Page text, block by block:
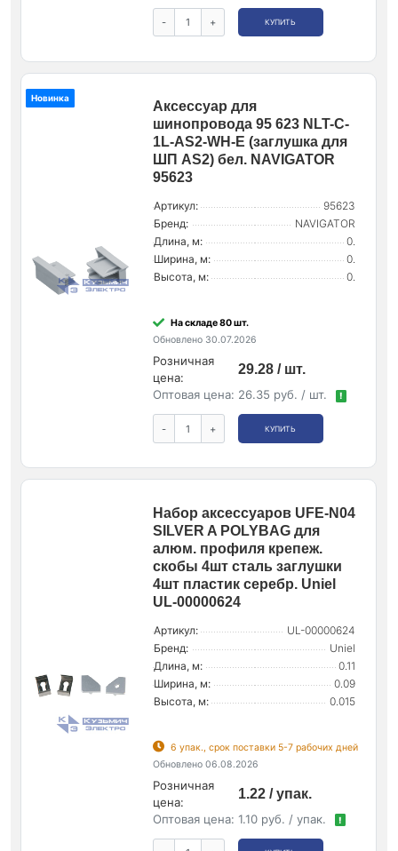
- + КУПИТЬ
Новинка
Аксессуар для
шинопровода 95 623 NLT-C-
1L-AS2-WH-E (заглушка для
ШП AS2) бел. NAVIGATOR
95623
Артикул:
95623
Бренд:
NAVIGATOR
Длина, м:
0.
Ширина, м:
0.
Высота, м:
0.
На складе 80 шт.
Обновлено 30.07.2026
Розничная
цена:
29.28 / шт.
Оптовая цена: 26.35 руб. / шт. !
- + КУПИТЬ
Набор аксессуаров UFE-N04
SILVER A POLYBAG для
алюм. профиля крепеж.
скобы 4шт сталь заглушки
4шт пластик серебр. Uniel
UL-00000624
Артикул:
UL-00000624
Бренд:
Uniel
Длина, м:
0.11
Ширина, м:
0.09
Высота, м:
0.015
6 упак., срок поставки 5-7 рабочих дней
Обновлено 06.08.2026
Розничная
цена:
1.22 / упак.
Оптовая цена: 1.10 руб. / упак. !